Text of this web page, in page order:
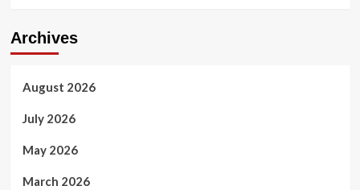
Archives
August 2026
July 2026
May 2026
March 2026